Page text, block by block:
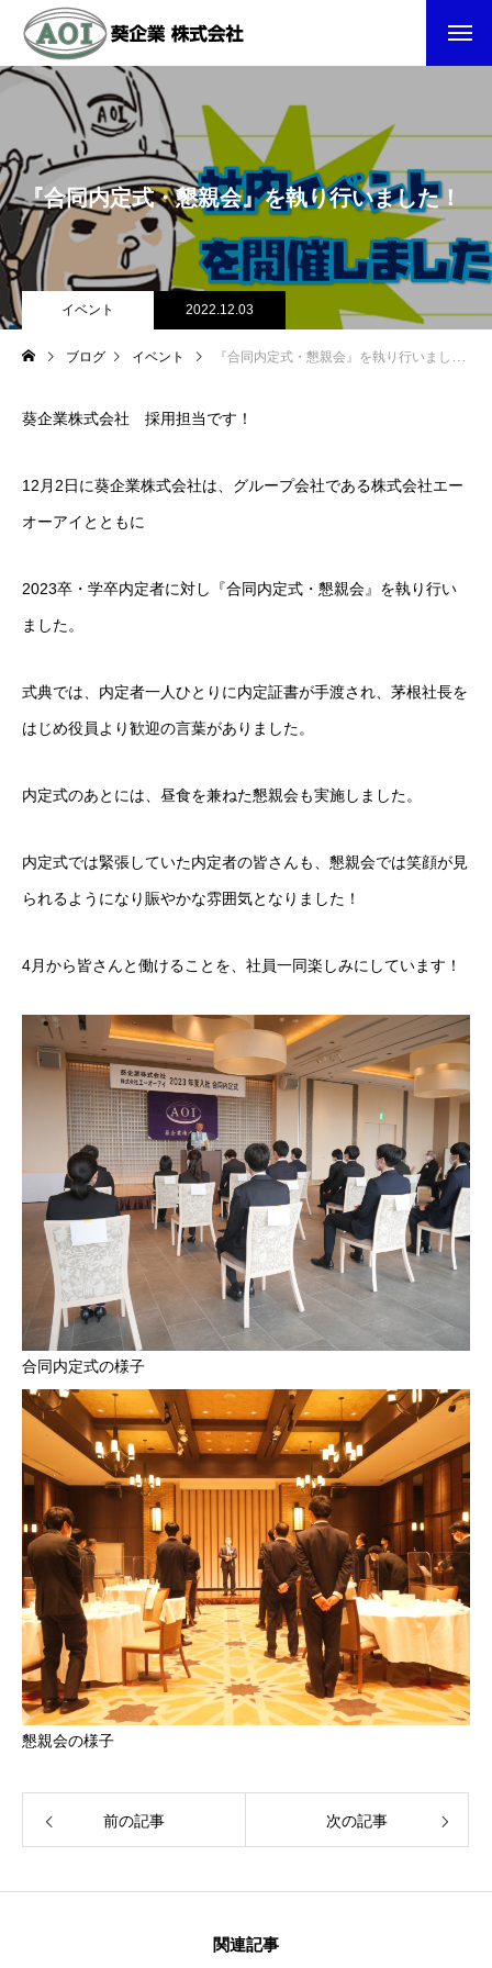
『合同内定式・懇親会』を執り行いました！
イベント 2022.12.03
ブログ イベント 『合同内定式・懇親会』を執り行いました！
葵企業株式会社 採用担当です！
12月2日に葵企業株式会社は、グループ会社である株式会社エー
オーアイとともに
2023卒・学卒内定者に対し『合同内定式・懇親会』を執り行い
ました。
式典では、内定者一人ひとりに内定証書が手渡され、茅根社長を
はじめ役員より歓迎の言葉がありました。
内定式のあとには、昼食を兼ねた懇親会も実施しました。
内定式では緊張していた内定者の皆さんも、懇親会では笑顔が見
られるようになり賑やかな雰囲気となりました！
4月から皆さんと働けることを、社員一同楽しみにしています！
合同内定式の様子
懇親会の様子
前の記事 次の記事
関連記事